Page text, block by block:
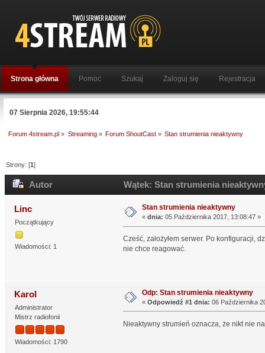
Strona główna Pomoc Szukaj Zaloguj się Rejestracja
07 Sierpnia 2026, 19:55:44
Forum 4stream.pl » Streaming» Forum ShoutCast» Stan strumienia nieaktywny
Strony: [1]
Autor Wątek: Stan strumienia
Linc
Początkujący
Wiadomości: 1
Stan strumienia nieaktywny
« dnia: 05 Października 2017, 13:08:47 »
Cześć, założyłem serwer. Po konfiguracji,
nie chce reagować.
Karol
Administrator
Mistrz radiofonii
Wiadomości: 1790
Odp: Stan strumienia nieaktywny
« Odpowiedź #1 dnia: 06 Października
Nieaktywny strumień oznacza, że nikt nie